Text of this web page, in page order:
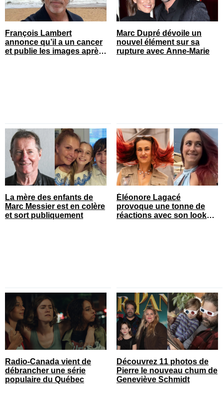
François Lambert
annonce qu’il a un cancer
et publie les images après
Marc Dupré dévoile un
nouvel élément sur sa
rupture avec Anne-Marie
La mère des enfants de
Marc Messier est en colère
et sort publiquement
Éléonore Lagacé
provoque une tonne de
réactions avec son look
Radio-Canada vient de
débrancher une série
populaire du Québec
Découvrez 11 photos de
Pierre le nouveau chum de
Geneviève Schmidt